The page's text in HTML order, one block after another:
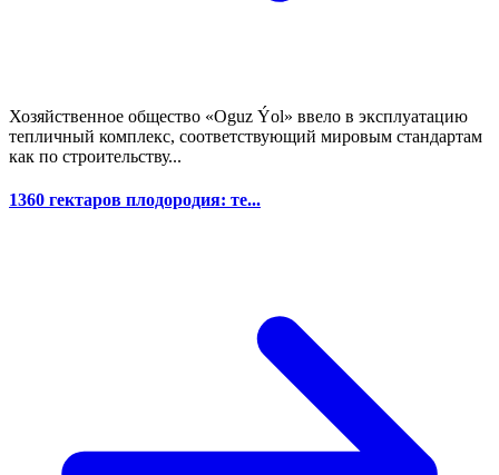
Хозяйственное общество «Oguz Ýol» ввело в эксплуатацию
тепличный комплекс, соответствующий мировым стандартам
как по строительству...
1360 гектаров плодородия: те...